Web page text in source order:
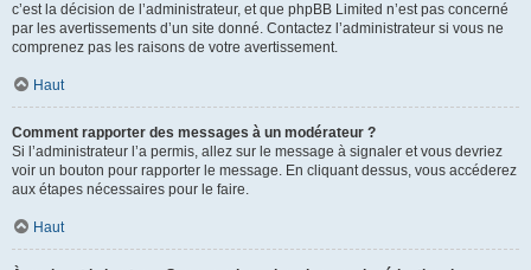
c’est la décision de l’administrateur, et que phpBB Limited n’est pas concerné
par les avertissements d’un site donné. Contactez l’administrateur si vous ne
comprenez pas les raisons de votre avertissement.
Haut
Comment rapporter des messages à un modérateur ?
Si l’administrateur l’a permis, allez sur le message à signaler et vous devriez
voir un bouton pour rapporter le message. En cliquant dessus, vous accéderez
aux étapes nécessaires pour le faire.
Haut